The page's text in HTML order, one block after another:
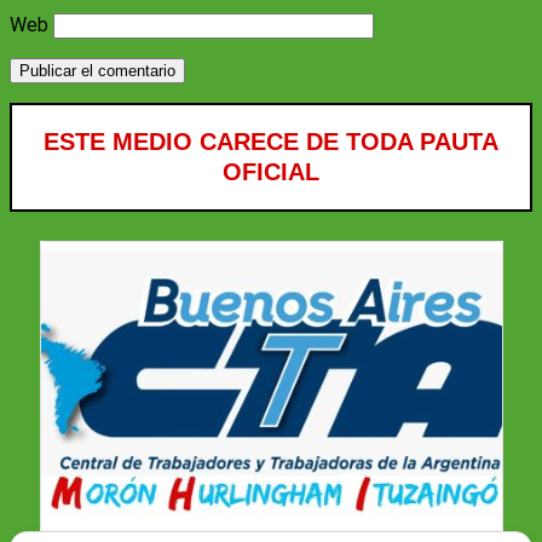
Web
ESTE MEDIO CARECE DE TODA PAUTA
OFICIAL